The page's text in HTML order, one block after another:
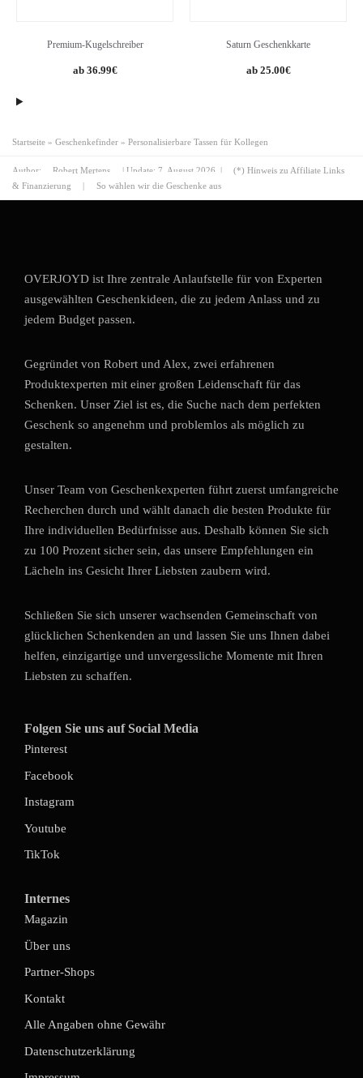
Premium-Kugelschreiber
Original
36.99€Current
Saturn Geschenkkarte
25.00€
Startseite » Geschenkefinder » Personalisierbare Tassen für Kollegen
Author: Robert Mertens | Update: 7. August 2026 |
(*) Hinweis zu Affiliate Links
& Finanzierung
| So wählen wir die Geschenke aus
OVERJOYD ist Ihre zentrale Anlaufstelle für von Experten
ausgewählten Geschenkideen, die zu jedem Anlass und zu
jedem Budget passen.
Gegründet von Robert und Alex, zwei erfahrenen
Produktexperten mit einer großen Leidenschaft für das
Schenken. Unser Ziel ist es, die Suche nach dem perfekten
Geschenk so angenehm und problemlos als möglich zu
gestalten.
Unser Team von Geschenkexperten führt zuerst umfangreiche
Recherchen durch und wählt danach die besten Produkte für
Ihre individuellen Bedürfnisse aus. Deshalb können Sie sich
zu 100 Prozent sicher sein, das unsere Empfehlungen ein
Lächeln ins Gesicht Ihrer Liebsten zaubern wird.
Schließen Sie sich unserer wachsenden Gemeinschaft von
glücklichen Schenkenden an und lassen Sie uns Ihnen dabei
helfen, einzigartige und unvergessliche Momente mit Ihren
Liebsten zu schaffen.
Folgen Sie uns auf Social Media
Pinterest
Facebook
Instagram
Youtube
TikTok
Internes
Magazin
Über uns
Partner-Shops
Kontakt
Alle Angaben ohne Gewähr
Datenschutzerklärung